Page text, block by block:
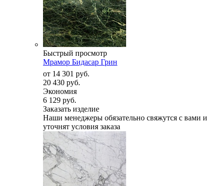
Быстрый просмотр
Мрамор Бидасар Грин
от 14 301 руб.
20 430 руб.
Экономия
6 129 руб.
Заказать изделие
Наши менеджеры обязательно свяжутся с вами и
уточнят условия заказа